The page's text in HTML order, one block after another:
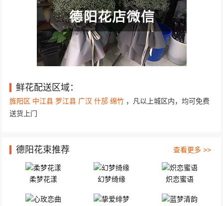
德阳市中江吊桥附近 2朵紫罗兰（或用剑兰代替...
什邡市东风路206号 各色扶郎花，白百合，粉...
中江县大西街长江76号 11朵顶级红玫瑰，2枝香水...
鲜花配送区域：
旌阳区 中江县 罗江县 广汉什邡绵竹 ，凡以上城区内，均可免费
送货上门
德阳花束推荐 查看更多 >>
柔梦花漾 幻梦绮缘 炽恋蜜语